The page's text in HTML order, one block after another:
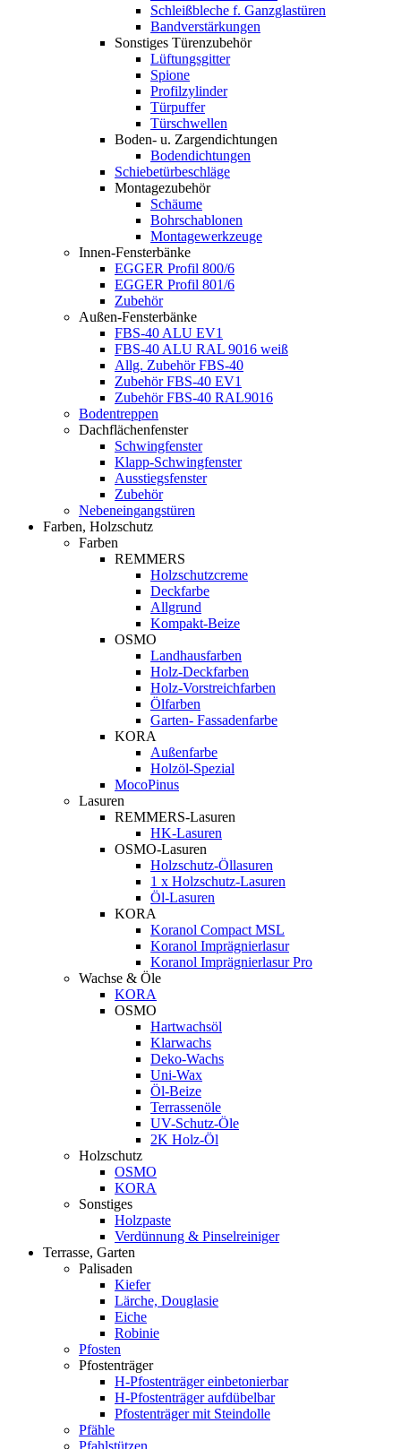
Schleißbleche f. Ganzglastüren
Bandverstärkungen
Sonstiges Türenzubehör
Lüftungsgitter
Spione
Profilzylinder
Türpuffer
Türschwellen
Boden- u. Zargendichtungen
Bodendichtungen
Schiebetürbeschläge
Montagezubehör
Schäume
Bohrschablonen
Montagewerkzeuge
Innen-Fensterbänke
EGGER Profil 800/6
EGGER Profil 801/6
Zubehör
Außen-Fensterbänke
FBS-40 ALU EV1
FBS-40 ALU RAL 9016 weiß
Allg. Zubehör FBS-40
Zubehör FBS-40 EV1
Zubehör FBS-40 RAL9016
Bodentreppen
Dachflächenfenster
Schwingfenster
Klapp-Schwingfenster
Ausstiegsfenster
Zubehör
Nebeneingangstüren
Farben, Holzschutz
Farben
REMMERS
Holzschutzcreme
Deckfarbe
Allgrund
Kompakt-Beize
OSMO
Landhausfarben
Holz-Deckfarben
Holz-Vorstreichfarben
Ölfarben
Garten- Fassadenfarbe
KORA
Außenfarbe
Holzöl-Spezial
MocoPinus
Lasuren
REMMERS-Lasuren
HK-Lasuren
OSMO-Lasuren
Holzschutz-Öllasuren
1 x Holzschutz-Lasuren
Öl-Lasuren
KORA
Koranol Compact MSL
Koranol Imprägnierlasur
Koranol Imprägnierlasur Pro
Wachse & Öle
KORA
OSMO
Hartwachsöl
Klarwachs
Deko-Wachs
Uni-Wax
Öl-Beize
Terrassenöle
UV-Schutz-Öle
2K Holz-Öl
Holzschutz
OSMO
KORA
Sonstiges
Holzpaste
Verdünnung & Pinselreiniger
Terrasse, Garten
Palisaden
Kiefer
Lärche, Douglasie
Eiche
Robinie
Pfosten
Pfostenträger
H-Pfostenträger einbetonierbar
H-Pfostenträger aufdübelbar
Pfostenträger mit Steindolle
Pfähle
Pfahlstützen